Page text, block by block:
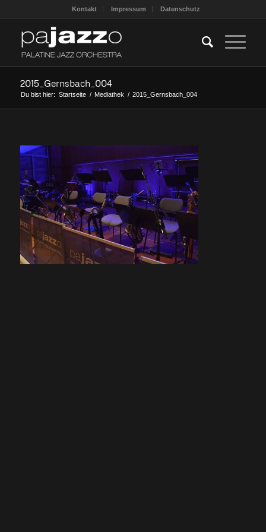
Kontakt Impressum Datenschutz
2015_Gernsbach_004
Du bist hier: Startseite / Mediathek / 2015_Gernsbach_004